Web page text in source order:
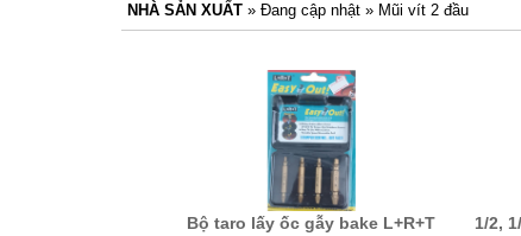
NHÀ SẢN XUẤT » Đang cập nhật » Mũi vít 2 đầu
Bộ taro lấy ốc gẫy bake L+R+T
1/2,